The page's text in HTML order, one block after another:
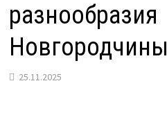
разнообразия
Новгородчины
25.11.2025